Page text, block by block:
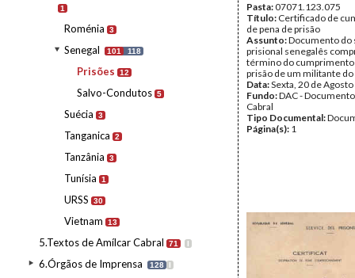
1
Roménia 3
Senegal 101 118
Prisões 12
Salvo-Condutos 5
Suécia 3
Tanganica 2
Tanzânia 3
Tunísia 1
URSS 30
Vietnam 13
5.Textos de Amílcar Cabral 71 I
6.Órgãos de Imprensa 128 I
Pasta:07071.123.075
Título: Certificado de
de pena de prisão
Assunto:Documento do
prisional senegalês
término do cumprimento
prisão de um militante do
Data:Sexta, 20 de
Fundo:DAC -
Cabral
Tipo Documental:
Página(s): 1